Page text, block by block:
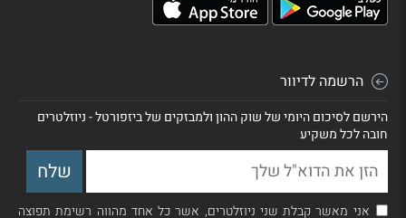
הרשמה לדיוור
הירשם לסיכום היומי של שוק ההון ולמבזקים של ביזפורטל - ניוזלטרים
חובה לכל משקיע
אני מאשר קבלת שני ניוזלטרים, אשר כל אחד מהווה רשימת תפוצה